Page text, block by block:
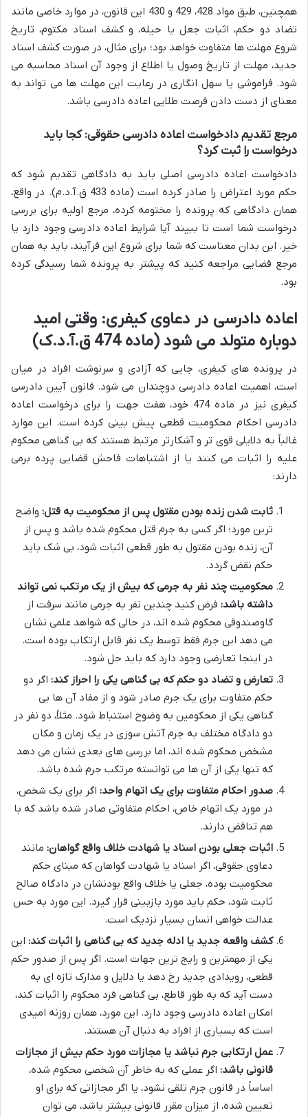
همچنین، طبق مواد 428، 429 و 430 این قانون، در موارد خاصی مانند
تضاد دو حکم، اثبات جعل یا حیله، و کشف اسناد مکتوم، تاریخ
شروع مهلت ها متفاوت خواهد بود؛ برای مثال، در صورت کشف اسناد
جدید، مهلت از تاریخ وصول یا اطلاع از وجود آن اسناد محاسبه می
شود. فراموشی یا سهل انگاری در رعایت این مهلت ها می تواند به
معنای از دست دادن فرصت طلایی اعاده دادرسی باشد.
مرجع تقدیم دادخواست اعاده دادرسی حقوقی: کجا باید
درخواست را ثبت کرد؟
دادخواست اعاده دادرسی اصلی باید به دادگاهی تقدیم شود که
حکم مورد اعتراض را صادر کرده است (ماده 433 ق.آ.د.م). در واقع،
همان دادگاهی که پرونده را مختومه کرده، مرجع اولیه برای بررسی
درخواست شما است تا ببیند آیا شرایط اعاده دادرسی وجود دارد یا
خیر. این بدان معناست که شما برای شروع این فرآیند، باید به همان
مرجع قضایی مراجعه کنید که پیشتر به پرونده شما رسیدگی کرده
بود.
اعاده دادرسی در دعاوی کیفری: وقتی امید
دوباره متولد می شود (ماده 474 ق.آ.د.ک)
در پرونده های کیفری، جایی که آزادی و سرنوشت افراد در میان
است، اهمیت اعاده دادرسی دوچندان می شود. قانون آیین دادرسی
کیفری نیز در ماده 474 خود، هفت جهت را برای درخواست اعاده
دادرسی احکام محکومیت قطعی پیش بینی کرده است. این موارد
غالباً به دلایلی قوی تر و آشکارتر مرتبط هستند که بی گناهی محکوم
علیه را اثبات می کنند یا از اشتباهات فاحش قضایی پرده برمی
دارند:
ثابت شدن زنده بودن مقتول پس از محکومیت به قتل: واضح
ترین مورد؛ اگر کسی به جرم قتل محکوم شده باشد و پس از
آن، زنده بودن مقتول به طور قطعی اثبات شود، بی شک باید
حکم نقض گردد.
محکومیت چند نفر به جرمی که بیش از یک مرتکب نمی تواند
داشته باشد: فرض کنید چندین نفر به جرمی مانند سرقت از
گاوصندوقی محکوم شده اند، در حالی که شواهد علمی نشان
می دهد این جرم فقط توسط یک نفر قابل ارتکاب بوده است.
در اینجا تعارضی وجود دارد که باید حل شود.
تعارض و تضاد دو حکم که بی گناهی یکی را احراز کند: اگر دو
حکم متفاوت برای یک جرم صادر شود و از مفاد آن ها بی
گناهی یکی از محکومین به وضوح استنباط شود. مثلاً، دو نفر در
دو دادگاه مختلف به جرم آتش سوزی در یک زمان و مکان
مشخص محکوم شده اند، اما بررسی های بعدی نشان می دهد
که تنها یکی از آن ها می توانسته مرتکب جرم شده باشد.
صدور احکام متفاوت برای یک اتهام واحد: اگر برای یک شخص،
در مورد یک اتهام خاص، احکام متفاوتی صادر شده باشد که با
هم تناقض دارند.
اثبات جعلی بودن اسناد یا شهادت خلاف واقع گواهان: مانند
دعاوی حقوقی، اگر اسناد یا شهادت گواهان که مبنای حکم
محکومیت بوده، جعلی یا خلاف واقع بودنشان در دادگاه صالح
ثابت شود، حکم باید مورد بازبینی قرار گیرد. این مورد به حس
عدالت خواهی انسان بسیار نزدیک است.
کشف واقعه جدید یا ادله جدید که بی گناهی را اثبات کند: این
یکی از مهمترین و رایج ترین جهات است. اگر پس از صدور حکم
قطعی، رویدادی جدید رخ دهد یا دلایل و مدارک تازه ای به
دست آید که به طور قاطع، بی گناهی فرد محکوم را اثبات کند،
امکان اعاده دادرسی وجود دارد. این مورد، همان روزنه امیدی
است که بسیاری از افراد به دنبال آن هستند.
عمل ارتکابی جرم نباشد یا مجازات مورد حکم بیش از مجازات
قانونی باشد: اگر عملی که به خاطر آن شخصی محکوم شده،
اساساً در قانون جرم تلقی نشود، یا اگر مجازاتی که برای او
تعیین شده، از میزان مقرر قانونی بیشتر باشد، می توان